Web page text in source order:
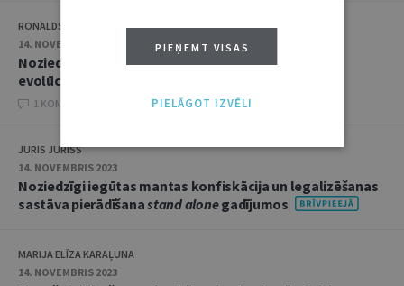
RONALDS VĪTOLS
14. NOVEMBRIS 2023
Noziedzīgi iegūtas mantas konfiskācijas pocesa
evolūcijas nākamais solis
1 KOMENTĀRI
JURIS JURISS
14. NOVEMBRIS 2023
Noziedzīgi iegūtas mantas konfiskācija un legalizēšanas
sastāva pierādīšanastand alonegadījumos
MARIJA ELĪZA KARAĻUNA
14. NOVEMBRIS 2023
PIEŅEMT VISAS
PIELĀGOT IZVĒLI